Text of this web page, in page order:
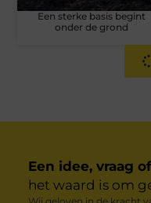
Een sterke basis begint
onder de grond
Een idee, vraag
het waard is om